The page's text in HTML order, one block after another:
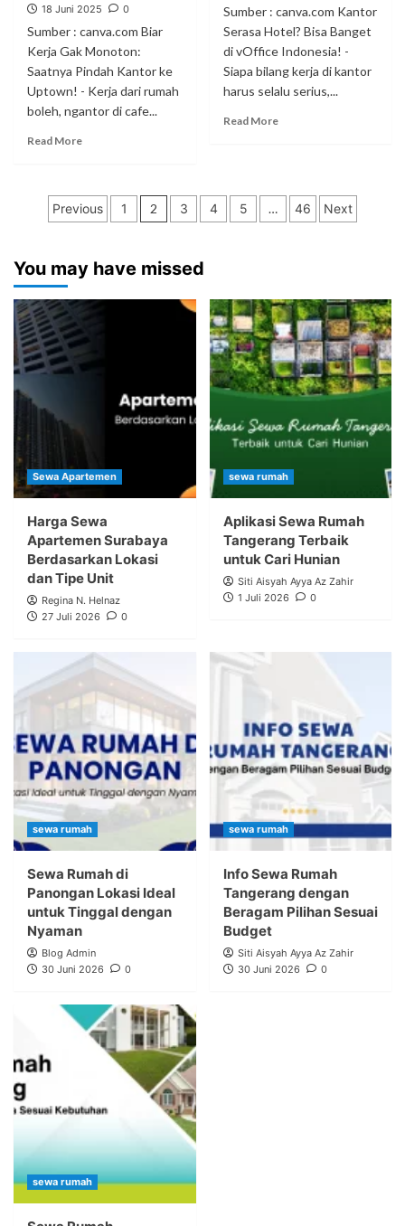
18 Juni 2025
0
Sumber : canva.com Biar
Kerja Gak Monoton:
Saatnya Pindah Kantor ke
Uptown! - Kerja dari rumah
boleh, ngantor di cafe...
Read More
Sumber : canva.com Kantor
Serasa Hotel? Bisa Banget
di vOffice Indonesia! -
Siapa bilang kerja di kantor
harus selalu serius,...
Read More
Paginasi
Previous 1 2 3 4 5 … 46 Next
You may have missed
Sewa Apartemen
Harga Sewa
Apartemen Surabaya
Berdasarkan Lokasi
dan Tipe Unit
Regina N. Helnaz
27 Juli 2026
0
sewa rumah
Aplikasi Sewa Rumah
Tangerang Terbaik
untuk Cari Hunian
Siti Aisyah Ayya Az Zahir
1 Juli 2026
0
sewa rumah
Sewa Rumah di
Panongan Lokasi Ideal
untuk Tinggal dengan
Nyaman
Blog Admin
30 Juni 2026
0
sewa rumah
Info Sewa Rumah
Tangerang dengan
Beragam Pilihan Sesuai
Budget
Siti Aisyah Ayya Az Zahir
30 Juni 2026
0
sewa rumah